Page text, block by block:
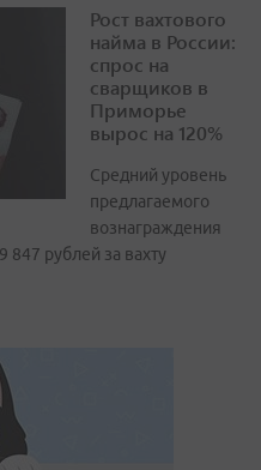
Рост вахтового
найма в России:
спрос на
сварщиков в
Приморье
вырос на 120%
Средний уровень
предлагаемого
вознаграждения
847 рублей за вахту